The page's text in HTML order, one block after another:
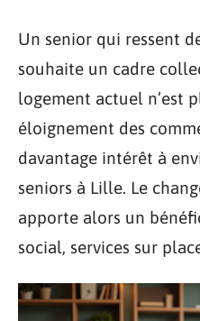
Un senior qui ressent
souhaite un cadre
logement actuel n’est
éloignement des
davantage intérêt à
seniors à Lille. Le
apporte alors un
social, services sur